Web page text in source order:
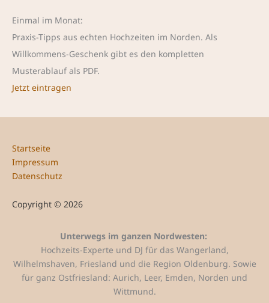
Einmal im Monat:
Praxis-Tipps aus echten Hochzeiten im Norden. Als
Willkommens-Geschenk gibt es den kompletten
Musterablauf als PDF.
Jetzt eintragen
Startseite
Impressum
Datenschutz
Copyright © 2026
Unterwegs im ganzen Nordwesten:
Hochzeits-Experte und DJ für das Wangerland,
Wilhelmshaven, Friesland und die Region Oldenburg. Sowie
für ganz Ostfriesland: Aurich, Leer, Emden, Norden und
Wittmund.